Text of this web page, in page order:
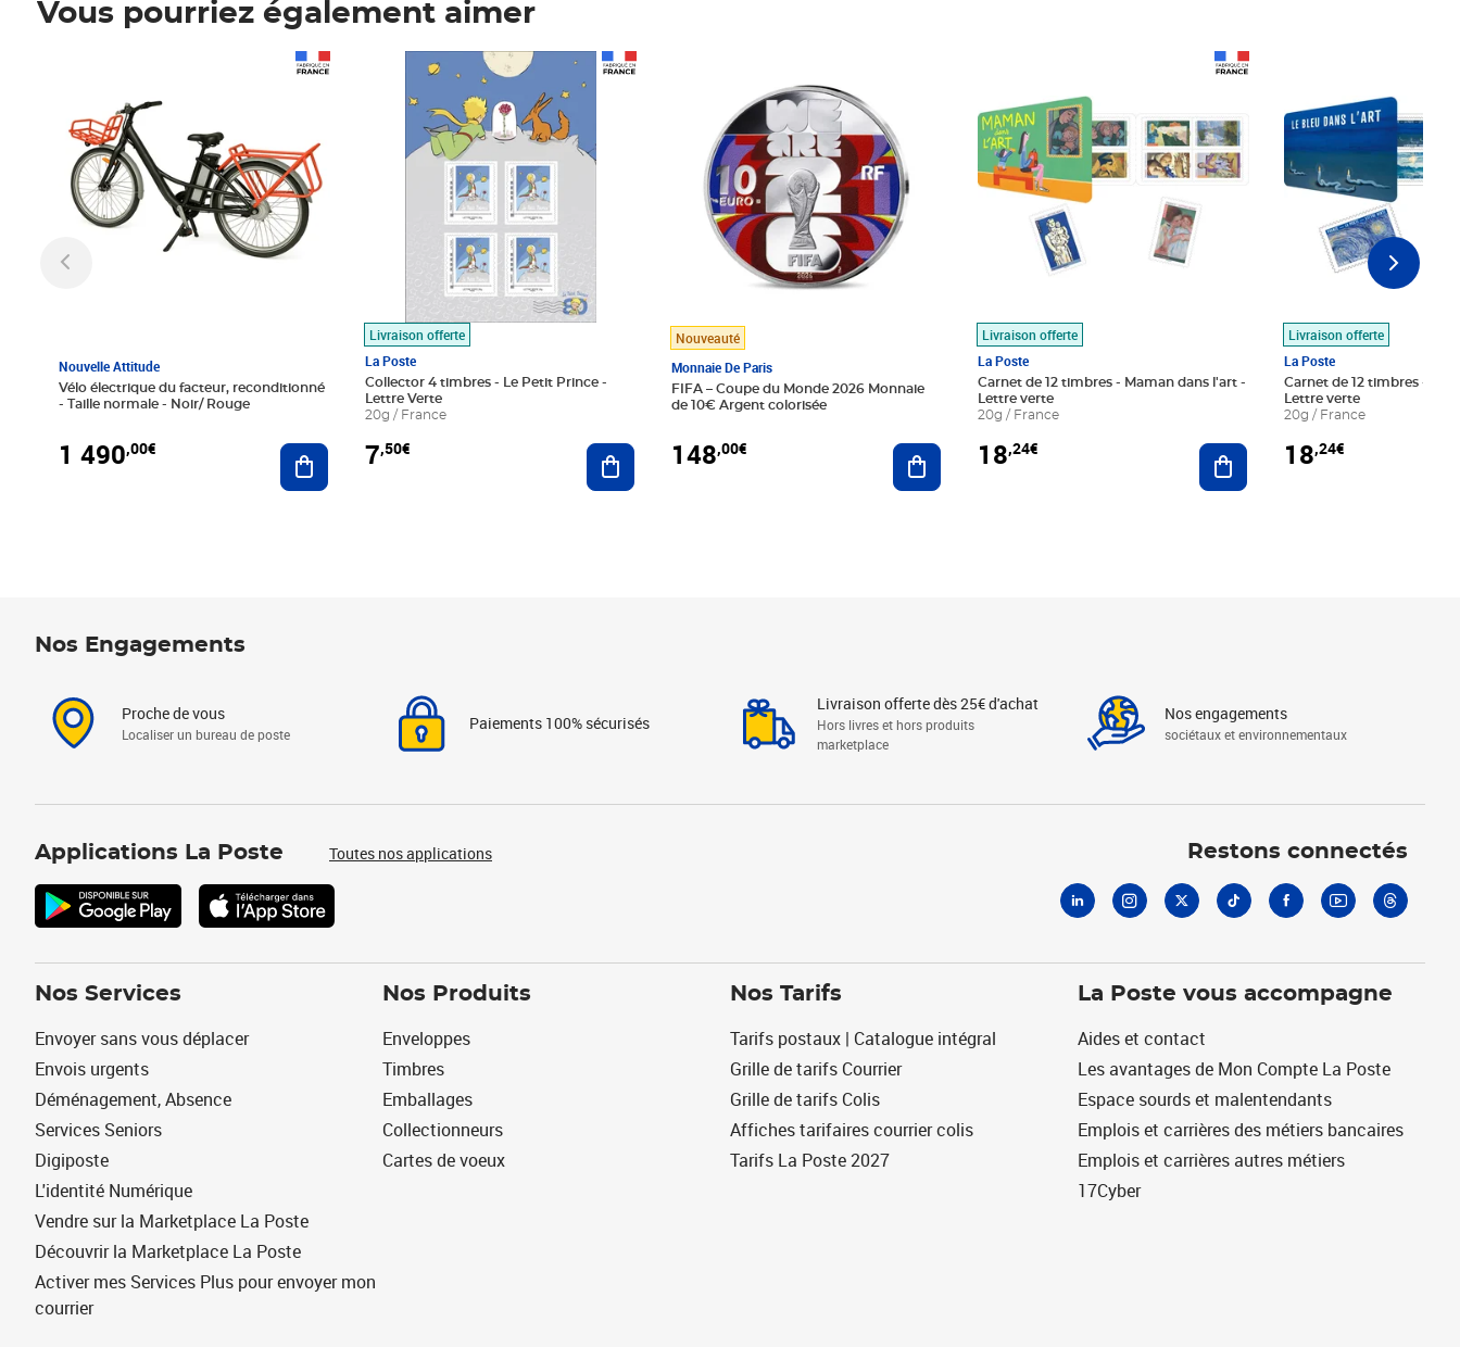
Vous pourriez également aimer
Nouvelle Attitude
Vélo électrique du facteur, reconditionné
- Taille normale - Noir/ Rouge
1 490,00€ Ajouter au panier
Livraison offerte
La Poste
Collector 4 timbres - Le Petit Prince -
Lettre Verte
20g / France
7,50€
Prix 7,50€
Ajouter au panier
Nouveauté
Monnaie De Paris
FIFA – Coupe du Monde 2026 Monnaie
de 10€ Argent colorisée
148,00€ Ajouter au panier
Livraison offerte
La Poste
Carnet de 12 timbres - Maman dans l'art -
Lettre verte
20g / France
18,24€ Ajouter au panier
Livraison offerte
La Poste
Carnet de 12 timbres - Le
Lettre verte
20g / France
18,24€
Nos Engagements
Proche de vous
Localiser un bureau de poste
Paiements 100% sécurisés
Livraison offerte dès 25€ d'achat
Hors livres et hors produits
marketplace
Nos engagements
sociétaux et environnementaux
Applications La Poste Toutes nos applications Restons connectés
Nos Services
Envoyer sans vous déplacer
Envois urgents
Déménagement, Absence
Services Seniors
Digiposte
L'identité Numérique
Vendre sur la Marketplace La Poste
Découvrir la Marketplace La Poste
Activer mes Services Plus pour envoyer mon
courrier
Nos Produits
Enveloppes
Timbres
Emballages
Collectionneurs
Cartes de voeux
Nos Tarifs
Tarifs postaux | Catalogue intégral
Grille de tarifs Courrier
Grille de tarifs Colis
Affiches tarifaires courrier colis
Tarifs La Poste 2027
La Poste vous accompagne
Aides et contact
Les avantages de Mon Compte La Poste
Espace sourds et malentendants
Emplois et carrières des métiers bancaires
Emplois et carrières autres métiers
17Cyber